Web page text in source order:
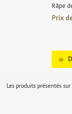
Râpe
Prix
Les produits présentés